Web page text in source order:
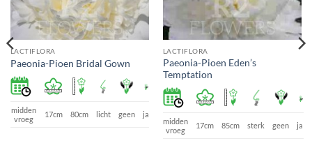
LACTIFLORA
Paeonia-Pioen Bridal Gown
midden
vroeg
17cm 80cm licht geen ja
LACTIFLORA
Paeonia-Pioen Eden’s
Temptation
midden
vroeg
17cm 85cm sterk geen ja